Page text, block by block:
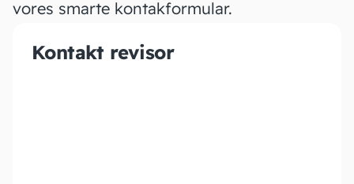
vores smarte kontakformular.
Kontakt revisor